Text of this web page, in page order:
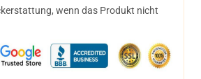
wenn das Produkt nicht